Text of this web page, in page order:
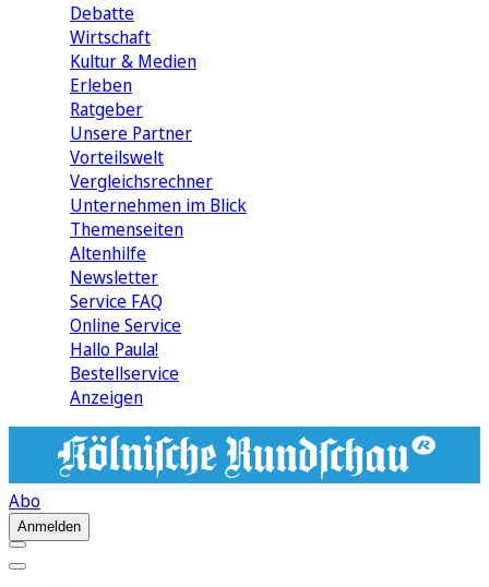
Debatte
Wirtschaft
Kultur & Medien
Erleben
Ratgeber
Unsere Partner
Vorteilswelt
Vergleichsrechner
Unternehmen im Blick
Themenseiten
Altenhilfe
Newsletter
Service FAQ
Online Service
Hallo Paula!
Bestellservice
Anzeigen
Abo
Anmelden